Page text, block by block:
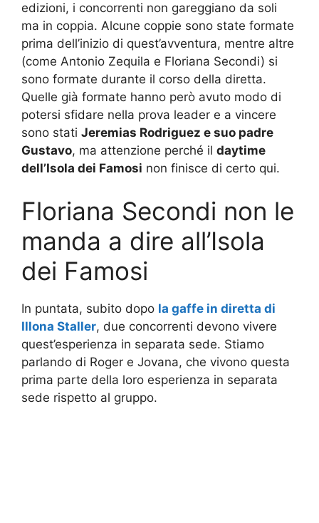
edizioni, i concorrenti non gareggiano da soli
ma in coppia. Alcune coppie sono state formate
prima dell’inizio di quest’avventura, mentre altre
(come Antonio Zequila e Floriana Secondi) si
sono formate durante il corso della diretta.
Quelle già formate hanno però avuto modo di
potersi sfidare nella prova leader e a vincere
sono stati Jeremias Rodriguez e suo padre
Gustavo, ma attenzione perché il daytime
dell’Isola dei Famosi non finisce di certo qui.
Floriana Secondi non le
manda a dire all’Isola
dei Famosi
In puntata, subito dopo la gaffe in diretta di
Illona Staller, due concorrenti devono vivere
quest’esperienza in separata sede. Stiamo
parlando di Roger e Jovana, che vivono questa
prima parte della loro esperienza in separata
sede rispetto al gruppo.